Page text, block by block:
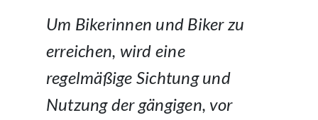
Um Bikerinnen und Biker zu
erreichen, wird eine
regelmäßige Sichtung und
Nutzung der gängigen, vor